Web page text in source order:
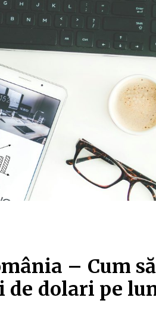
– Cum să
de dolari pe